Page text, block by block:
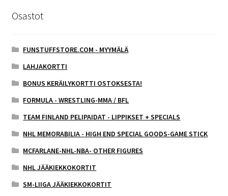
Osastot
FUNSTUFFSTORE.COM - MYYMÄLÄ
LAHJAKORTTI
BONUS KERÄILYKORTTI OSTOKSESTA!
FORMULA - WRESTLING-MMA / BFL
TEAM FINLAND PELIPAIDAT - LIPPIKSET + SPECIALS
NHL MEMORABILIA - HIGH END SPECIAL GOODS-GAME STICK
MCFARLANE-NHL-NBA- OTHER FIGURES
NHL JÄÄKIEKKOKORTIT
SM-LIIGA JÄÄKIEKKOKORTIT